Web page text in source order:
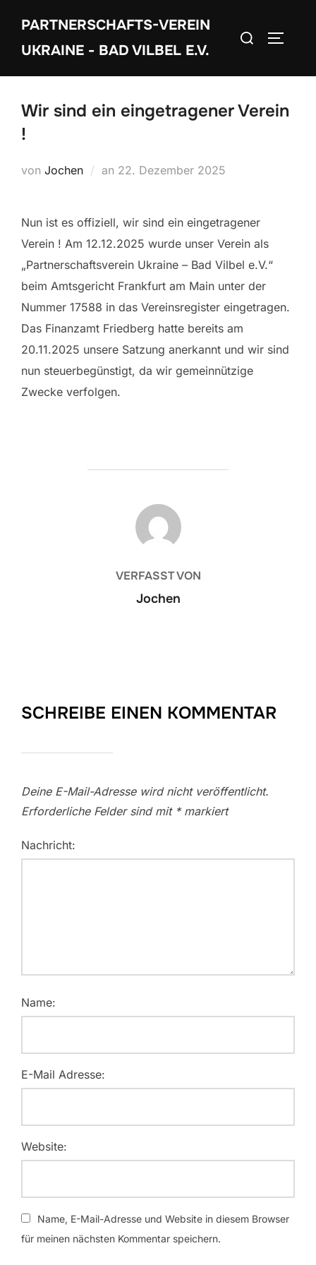
Inhalt
springen
PARTNERSCHAFTS-VEREIN
UKRAINE - BAD VILBEL E.V.
Suchen
Wir sind ein eingetragener Verein
!
von Jochen an Veröffentlicht
22. Dezember 2025
Nun ist es offiziell, wir sind ein eingetragener
Verein ! Am 12.12.2025 wurde unser Verein als
„Partnerschaftsverein Ukraine – Bad Vilbel e.V.“
beim Amtsgericht Frankfurt am Main unter der
Nummer 17588 in das Vereinsregister eingetragen.
Das Finanzamt Friedberg hatte bereits am
20.11.2025 unsere Satzung anerkannt und wir sind
nun steuerbegünstigt, da wir gemeinnützige
Zwecke verfolgen.
BEITRAGSAUTOR
VERFASST VON
Jochen
SCHREIBE EINEN KOMMENTAR
Deine E-Mail-Adresse wird nicht veröffentlicht.
Erforderliche Felder sind mit *markiert
Nachricht:
Name:
E-Mail Adresse:
Website:
Name, E-Mail-Adresse und Website in diesem Browser
für meinen nächsten Kommentar speichern.